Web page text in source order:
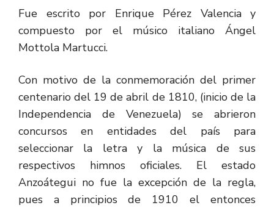
Fue escrito por Enrique Pérez Valencia y
compuesto por el músico italiano Ángel
Mottola Martucci.
Con motivo de la conmemoración del primer
centenario del 19 de abril de 1810, (inicio de la
Independencia de Venezuela) se abrieron
concursos en entidades del país para
seleccionar la letra y la música de sus
respectivos himnos oficiales. El estado
Anzoátegui no fue la excepción de la regla,
pues a principios de 1910 el entonces